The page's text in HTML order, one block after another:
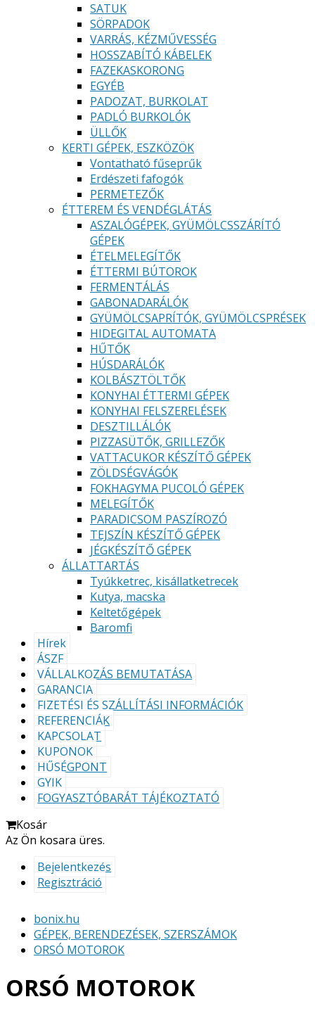
SATUK
SÖRPADOK
VARRÁS, KÉZMŰVESSÉG
HOSSZABÍTÓ KÁBELEK
FAZEKASKORONG
EGYÉB
PADOZAT, BURKOLAT
PADLÓ BURKOLÓK
ÜLLŐK
KERTI GÉPEK, ESZKÖZÖK
Vontatható fűseprűk
Erdészeti fafogók
PERMETEZŐK
ÉTTEREM ÉS VENDÉGLÁTÁS
ASZALÓGÉPEK, GYÜMÖLCSSZÁRÍTÓ
GÉPEK
ÉTELMELEGÍTŐK
ÉTTERMI BÚTOROK
FERMENTÁLÁS
GABONADARÁLÓK
GYÜMÖLCSAPRÍTÓK, GYÜMÖLCSPRÉSEK
HIDEGITAL AUTOMATA
HŰTŐK
HÚSDARÁLÓK
KOLBÁSZTÖLTŐK
KONYHAI ÉTTERMI GÉPEK
KONYHAI FELSZERELÉSEK
DESZTILLÁLÓK
PIZZASÜTŐK, GRILLEZŐK
VATTACUKOR KÉSZÍTŐ GÉPEK
ZÖLDSÉGVÁGÓK
FOKHAGYMA PUCOLÓ GÉPEK
MELEGÍTŐK
PARADICSOM PASZÍROZÓ
TEJSZÍN KÉSZÍTŐ GÉPEK
JÉGKÉSZÍTŐ GÉPEK
ÁLLATTARTÁS
Tyúkketrec, kisállatketrecek
Kutya, macska
Keltetőgépek
Baromfi
Hírek
ÁSZF
VÁLLALKOZÁS BEMUTATÁSA
GARANCIA
FIZETÉSI ÉS SZÁLLÍTÁSI INFORMÁCIÓK
REFERENCIÁK
KAPCSOLAT
KUPONOK
HŰSÉGPONT
GYIK
FOGYASZTÓBARÁT TÁJÉKOZTATÓ
Kosár
Az Ön kosara üres.
Bejelentkezés
Regisztráció
bonix.hu
GÉPEK, BERENDEZÉSEK, SZERSZÁMOK
ORSÓ MOTOROK
ORSÓ MOTOROK